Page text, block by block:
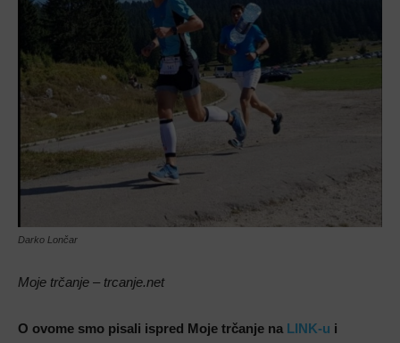
Darko Lončar
Moje trčanje – trcanje.net
O ovome smo pisali ispred Moje trčanje na LINK-u i